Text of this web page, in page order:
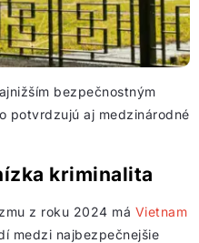
bezpečnostným
potvrdzujú aj medzinárodné
kriminalita
z roku 2024 má Vietnam
medzi najbezpečnejšie